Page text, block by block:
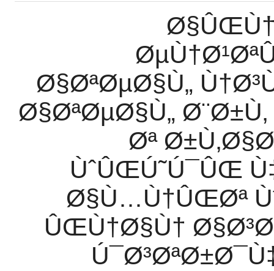
Ø§ØªØµØ§Ù„
Ø§ØªØµØ§Ù„
Øª
ÙˆÛŒÚ˜Ú¯ÛŒ
Ø§Ù…Ù†ÛŒØª
ÛŒÙ†Ø§Ù†